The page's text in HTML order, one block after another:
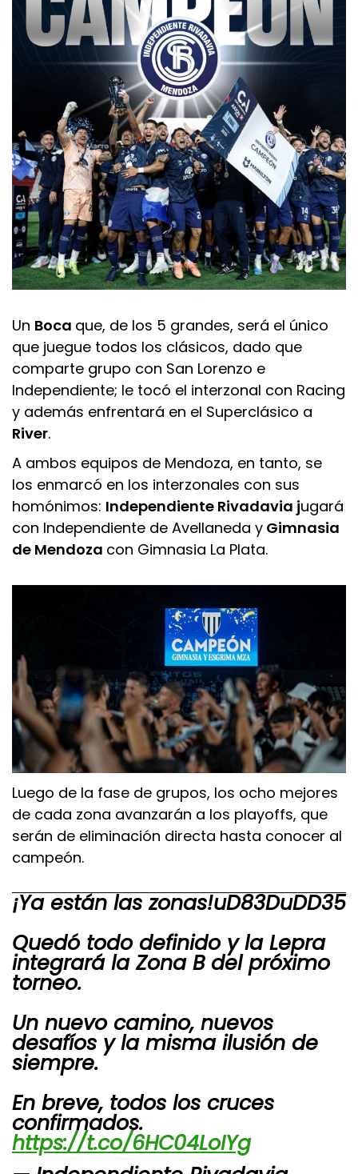
Un Boca que, de los 5 grandes, será el único
que juegue todos los clásicos, dado que
comparte grupo con San Lorenzo e
Independiente; le tocó el interzonal con Racing
y además enfrentará en el Superclásico a
River.
A ambos equipos de Mendoza, en tanto, se
los enmarcó en los interzonales con sus
homónimos: Independiente Rivadavia jugará
con Independiente de Avellaneda y Gimnasia
de Mendoza con Gimnasia La Plata.
Luego de la fase de grupos, los ocho mejores
de cada zona avanzarán a los playoffs, que
serán de eliminación directa hasta conocer al
campeón.
¡Ya están las zonas!uD83DuDD35
Quedó todo definido y la Lepra
integrará la Zona B del próximo
torneo.
Un nuevo camino, nuevos
desafíos y la misma ilusión de
siempre.
En breve, todos los cruces
confirmados.
https://t.co/6HC04LoIYg